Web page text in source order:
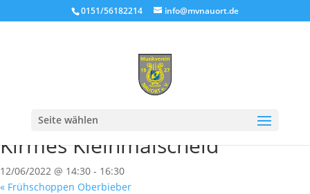
0151/56182214 info@mvnauort.de
Seite wählen
Diese Veranstaltung hat bereits stattgefunden.
Kirmes Kleinmaischeid
12/06/2022 @ 14:30 - 16:30
« Frühschoppen Oberbieber